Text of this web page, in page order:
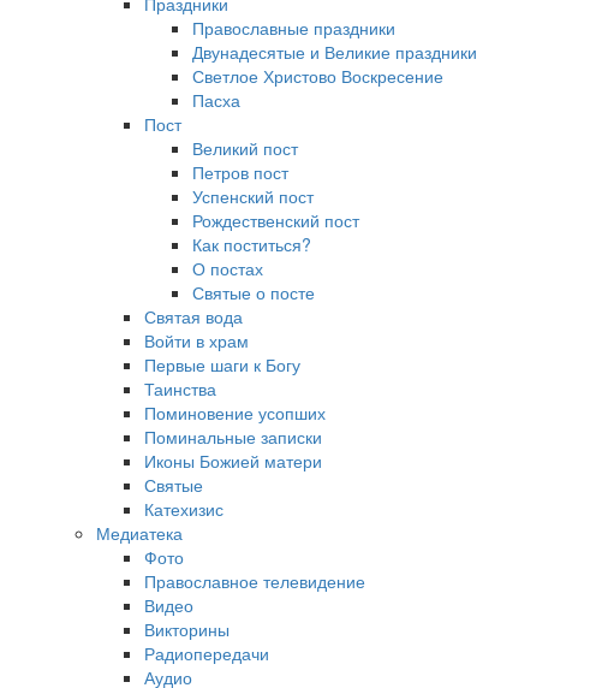
Православные праздники
Двунадесятые и Великие праздники
Светлое Христово Воскресение
Пасха
Пост
Великий пост
Петров пост
Успенский пост
Рождественский пост
Как поститься?
О постах
Святые о посте
Святая вода
Войти в храм
Первые шаги к Богу
Таинства
Поминовение усопших
Поминальные записки
Иконы Божией матери
Святые
Катехизис
Медиатека
Фото
Православное телевидение
Видео
Викторины
Радиопередачи
Аудио